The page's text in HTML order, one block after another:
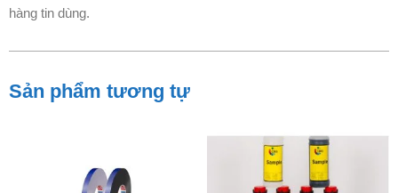
hàng tin dùng.
Sản phẩm tương tự